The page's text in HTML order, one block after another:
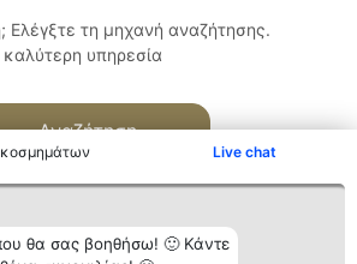
Live chat
θα σας βοηθήσω! 🙂 Κάντε
Ελέγξτε τη μηχανή αναζήτησης.
υπηρεσία
Αναζήτηση